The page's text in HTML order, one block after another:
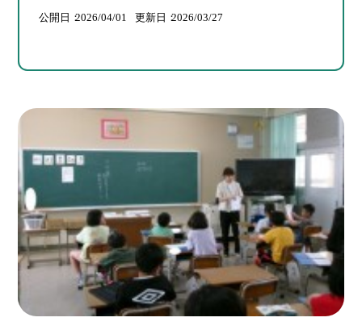
公開日 2026/04/01 更新日 2026/03/27